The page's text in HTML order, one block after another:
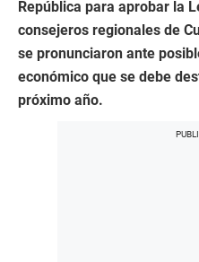
República para aprobar la
consejeros regionales de
se pronunciaron ante
económico que se debe
próximo año.